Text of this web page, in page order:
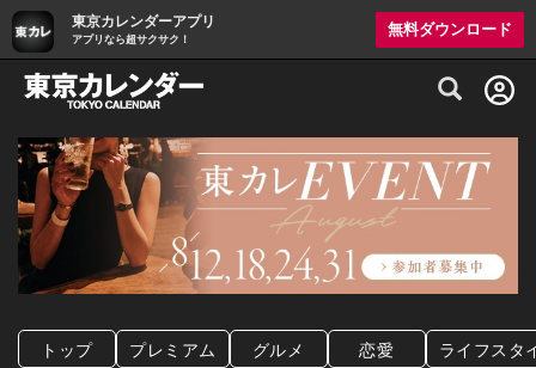
東京カレンダーアプリ
アプリなら超サクサク！
無料ダウンロード
グルメ情報・プレミアムレストラン予約
トップ プレミアム グルメ 恋愛 ライフスタ